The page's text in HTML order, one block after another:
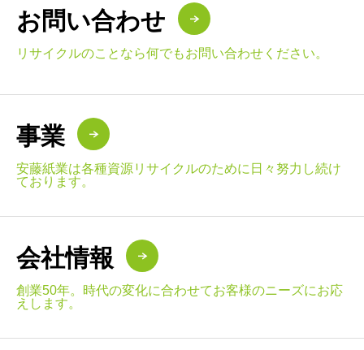
お問い合わせ
リサイクルのことなら何でもお問い合わせください。
事業
安藤紙業は各種資源リサイクルのために日々努力し続け
ております。
会社情報
創業50年。時代の変化に合わせてお客様のニーズにお応
えします。